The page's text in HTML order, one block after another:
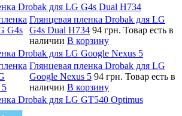
Drobak для LG G4s Dual H734
Глянцевая пленка Drobak для LG
G4s Dual H734 94 грн. Товар есть в
наличии В корзину
Drobak для LG Google Nexus 5
Глянцевая пленка Drobak для LG
Google Nexus 5 94 грн. Товар есть в
наличии В корзину
Drobak для LG GT540 Optimus